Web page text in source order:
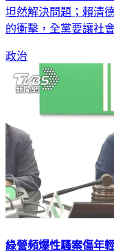
坦然解決問題；賴清
的衝擊，全黨要讓社
政治
綠營頻爆性騷案傷年